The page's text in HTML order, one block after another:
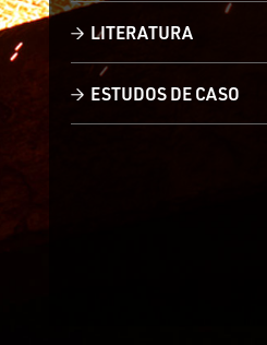
LITERATURA
ESTUDOS DE CASO